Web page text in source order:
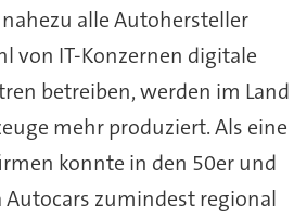
alle Autohersteller
von IT-Konzernen digitale
betreiben, werden im Land
mehr produziert. Als eine
konnte in den 50er und
Autocars zumindest regional